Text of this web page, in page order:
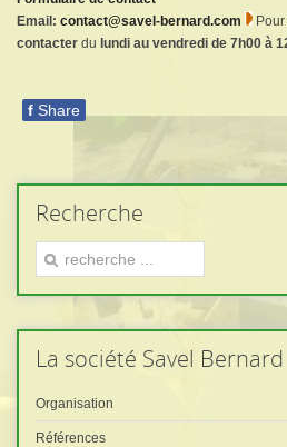
Email: contact@savel-bernard.com
contacter du lundi au vendredi de 7h00 à
f Share
Recherche
La société Savel Bernard
Organisation
Références